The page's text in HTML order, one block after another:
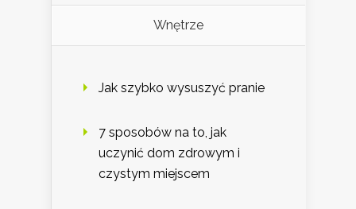
Wnętrze
Jak szybko wysuszyć pranie
7 sposobów na to, jak
uczynić dom zdrowym i
czystym miejscem